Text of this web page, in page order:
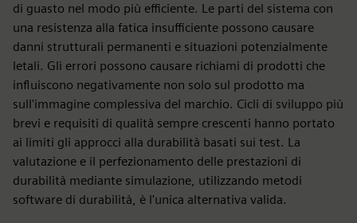
di guasto nel modo più efficiente. Le parti del sistema con
una resistenza alla fatica insufficiente possono causare
danni strutturali permanenti e situazioni potenzialmente
letali. Gli errori possono causare richiami di prodotti che
influiscono negativamente non solo sul prodotto ma
sull'immagine complessiva del marchio. Cicli di sviluppo più
brevi e requisiti di qualità sempre crescenti hanno portato
ai limiti gli approcci alla durabilità basati sui test. La
valutazione e il perfezionamento delle prestazioni di
durabilità mediante simulazione, utilizzando metodi
software di durabilità, è l'unica alternativa valida.